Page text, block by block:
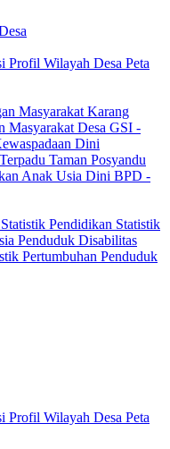
Profil Wilayah Desa Peta
Masyarakat Karang
Masyarakat Desa GSI -
Dini
Taman Posyandu
Anak Usia Dini BPD -
Statistik Pendidikan Statistik
Penduduk Disabilitas
Pertumbuhan Penduduk
Profil Wilayah Desa Peta